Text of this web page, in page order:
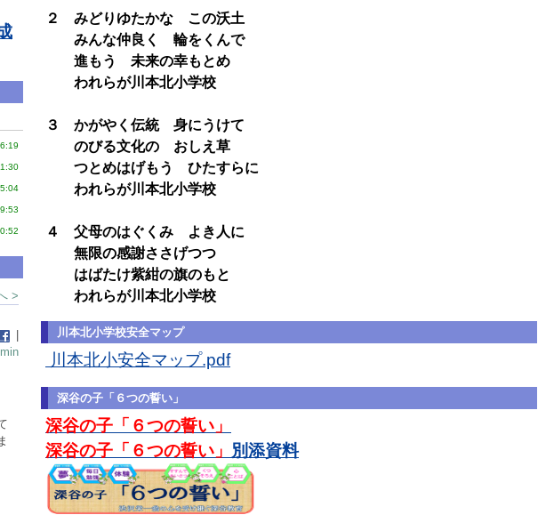
>
２ みどりゆたかな この沃土
みんな仲良く 輪をくんで
進もう 未来の幸もとめ
われらが川本北小学校
３ かがやく伝統 身にうけて
のびる文化の おしえ草
つとめはげもう ひたすらに
われらが川本北小学校
４ 父母のはぐくみ よき人に
無限の感謝ささげつつ
はばたけ紫紺の旗のもと
われらが川本北小学校
川本北小学校安全マップ
川本北小安全マップ.pdf
深谷の子「６つの誓い」
深谷の子「６つの誓い」
深谷の子「６つの誓い」 別添資料